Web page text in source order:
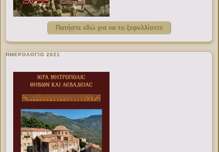
Πατήστε εδώ για να το ξεφυλλίσετε
ΗΜΕΡΟΛΟΓΙΟ 2021